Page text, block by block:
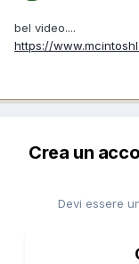
bel video....
https://
Crea un
Devi essere